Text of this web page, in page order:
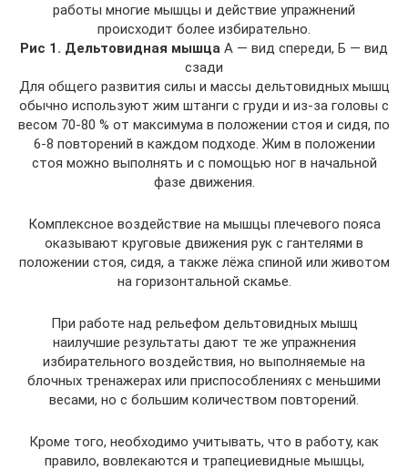
работы многие мышцы и действие упражнений
происходит более избирательно.
Рис 1. Дельтовидная мышца А — вид спереди, Б — вид
сзади
Для общего развития силы и массы дельтовидных мышц
обычно используют жим штанги с груди и из-за головы с
весом 70-80 % от максимума в положении стоя и сидя, по
6-8 повторений в каждом подходе. Жим в положении
стоя можно выполнять и с помощью ног в начальной
фазе движения.
Комплексное воздействие на мышцы плечевого пояса
оказывают круговые движения рук с гантелями в
положении стоя, сидя, а также лёжа спиной или животом
на горизонтальной скамье.
При работе над рельефом дельтовидных мышц
наилучшие результаты дают те же упражнения
избирательного воздействия, но выполняемые на
блочных тренажерах или приспособлениях с меньшими
весами, но с большим количеством повторений.
Кроме того, необходимо учитывать, что в работу, как
правило, вовлекаются и трапециевидные мышцы,